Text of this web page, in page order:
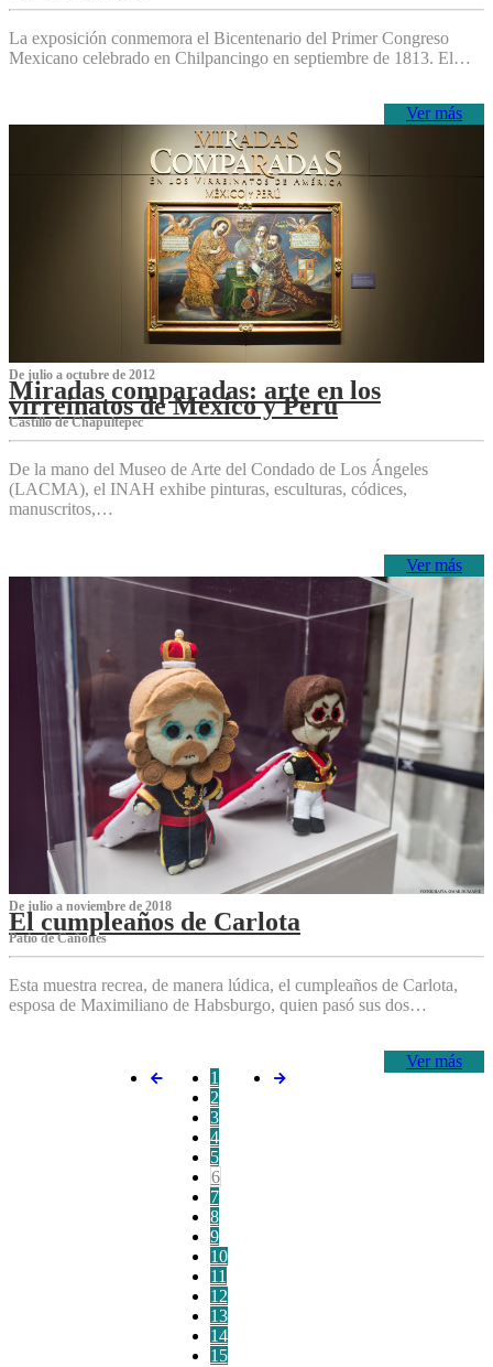
La exposición conmemora el Bicentenario del Primer Congreso
Mexicano celebrado en Chilpancingo en septiembre de 1813. El…
Ver más
De julio a octubre de 2012
Miradas comparadas: arte en los
virreinatos de México y Perú
Castillo de Chapultepec
De la mano del Museo de Arte del Condado de Los Ángeles
(LACMA), el INAH exhibe pinturas, esculturas, códices,
manuscritos,…
Ver más
De julio a noviembre de 2018
El cumpleaños de Carlota
Patio de Cañones
Esta muestra recrea, de manera lúdica, el cumpleaños de Carlota,
esposa de Maximiliano de Habsburgo, quien pasó sus dos…
Ver más
1
2
3
4
5
6
7
8
9
10
11
12
13
14
15